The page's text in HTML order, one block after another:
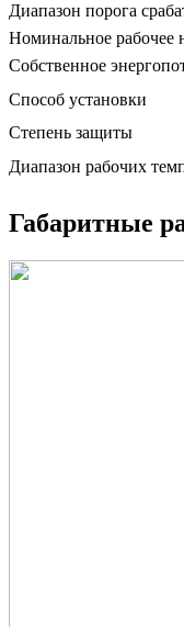
Диапазон порога
Номинальное рабочее
Собственное
Способ установки
Степень защиты
Диапазон рабочих
Габаритные